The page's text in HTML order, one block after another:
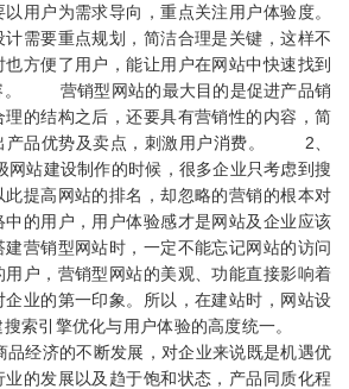
用户为需求导向，重点关注用户体验度。
需要重点规划，简洁合理是关键，这样不
方便了用户，能让用户在网站中快速找到
。 营销型网站的最大目的是促进产品销
的结构之后，还要具有营销性的内容，简
产品优势及卖点，刺激用户消费。 2、
建设制作的时候，很多企业只考虑到搜
提高网站的排名，却忽略的营销的根本对
的用户，用户体验感才是网站及企业应该
营销型网站时，一定不能忘记网站的访问
户，营销型网站的美观、功能直接影响着
企业的第一印象。所以，在建站时，网站设
搜索引擎优化与用户体验的高度统一。
济的不断发展，对企业来说既是机遇优
的发展以及趋于饱和状态，产品同质化程